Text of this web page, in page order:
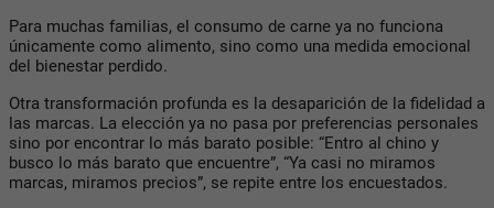
Para muchas familias, el consumo de carne ya no funciona
únicamente como alimento, sino como una medida emocional
del bienestar perdido.
Otra transformación profunda es la desaparición de la fidelidad a
las marcas. La elección ya no pasa por preferencias personales
sino por encontrar lo más barato posible: “Entro al chino y
busco lo más barato que encuentre”, “Ya casi no miramos
marcas, miramos precios”, se repite entre los encuestados.